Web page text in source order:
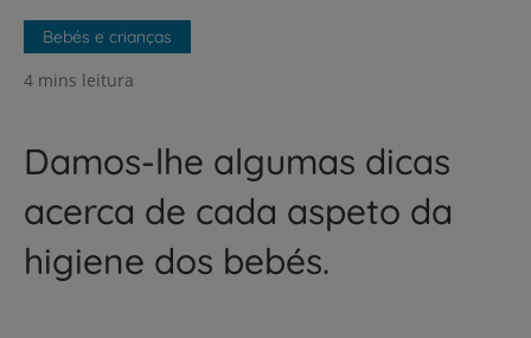
Bebés e crianças
4 mins leitura
Damos-lhe algumas dicas
acerca de cada aspeto da
higiene dos bebés.